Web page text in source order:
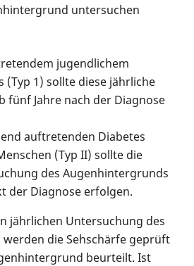
untersuchen
jugendlichem
(Typ 1) sollte diese jährliche
fünf Jahre nach der Diagnose
auftretenden Diabetes
(Typ II) sollte die
des Augenhintergrunds
der Diagnose erfolgen.
jährlichen Untersuchung des
die Sehschärfe geprüft
beurteilt. Ist